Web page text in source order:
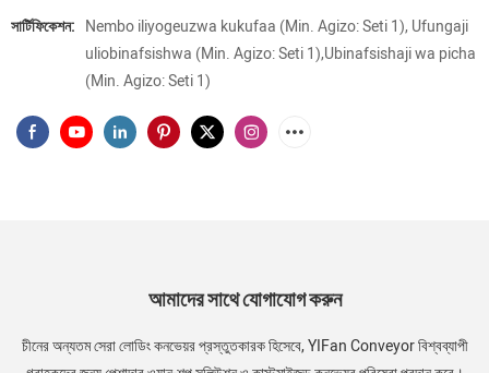
সার্টিফিকেশন: Nembo iliyogeuzwa kukufaa (Min. Agizo: Seti 1), Ufungaji
uliobinafsishwa (Min. Agizo: Seti 1),Ubinafsishaji wa picha
(Min. Agizo: Seti 1)
আমাদের সাথে যোগাযোগ করুন
চীনের অন্যতম সেরা লোডিং কনভেয়র প্রস্তুতকারক হিসেবে, YIFan Conveyor বিশ্বব্যাপী